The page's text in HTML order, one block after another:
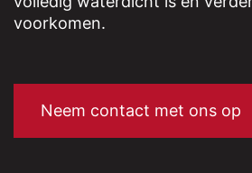
voorkomen.
Neem contact met ons op